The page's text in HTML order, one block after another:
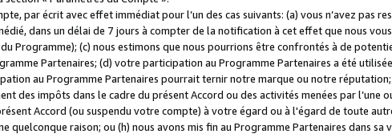
par écrit avec effet immédiat pour l’un des cas suivants: (a) vous n’avez pas
dans un délai de 7 jours à compter de la notification à cet effet que nous
(c) nous estimons que nous pourrions être confrontés à de
Partenaires; (d) votre participation au Programme Partenaires a été
au Programme Partenaires pourrait ternir notre marque ou notre
des impôts dans le cadre du présent Accord ou des activités menées par l’une
Accord (ou suspendu votre compte) à votre égard ou à l'égard de toute
raison; ou (h) nous avons mis fin au Programme Partenaires dans sa